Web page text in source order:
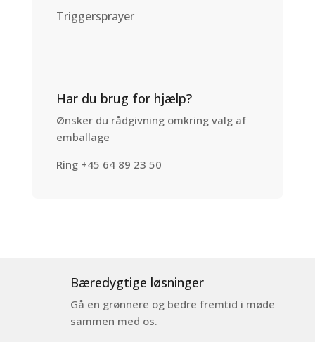
Triggersprayer
Har du brug for hjælp?
Ønsker du rådgivning omkring valg af
emballage
Ring +45 64 89 23 50
Bæredygtige løsninger
Gå en grønnere og bedre fremtid i møde
sammen med os.